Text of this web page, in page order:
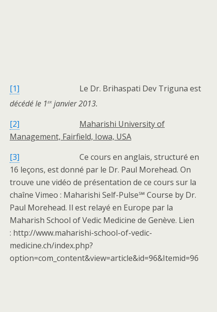
[1] Le Dr. Brihaspati Dev Triguna est
décédé le 1er janvier 2013.
[2]
Maharishi University of
Management, Fairfield, Iowa, USA
[3] Ce cours en anglais, structuré en
16 leçons, est donné par le Dr. Paul Morehead. On
trouve une vidéo de présentation de ce cours sur la
chaîne Vimeo : Maharishi Self-Pulse℠ Course by Dr.
Paul Morehead. Il est relayé en Europe par la
Maharish School of Vedic Medicine de Genève. Lien
: http://www.maharishi-school-of-vedic-
medicine.ch/index.php?
option=com_content&view=article&id=96&Itemid=96